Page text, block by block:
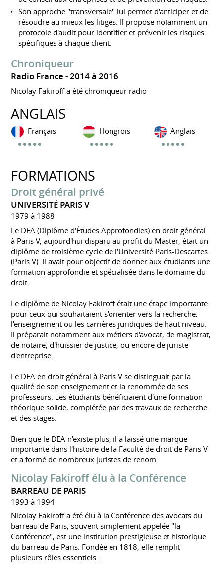
Son approche "transversale" lui permet d'anticiper et de
résoudre au mieux les litiges. Il propose notamment un
protocole d'audit pour identifier et prévenir les risques
spécifiques à chaque client.
Chroniqueur
Radio France 2014 à 2016
Nicolay Fakiroff a été chroniqueur radio
ANGLAIS
Français Hongrois Anglais
FORMATIONS
Droit général privé
UNIVERSITÉ PARIS V
1979 à 1988
Le DEA (Diplôme d'Études Approfondies) en droit général
à Paris V, aujourd'hui disparu au profit du Master, était un
diplôme de troisième cycle de l'Université Paris-Descartes
(Paris V). Il avait pour objectif de donner aux étudiants une
formation approfondie et spécialisée dans le domaine du
droit.
Le diplôme de Nicolay Fakiroff était une étape importante
pour ceux qui souhaitaient s'orienter vers la recherche,
l'enseignement ou les carrières juridiques de haut niveau.
Il préparait notamment aux métiers d'avocat, de magistrat,
de notaire, d'huissier de justice, ou encore de juriste
d'entreprise.
Le DEA en droit général à Paris V se distinguait par la
qualité de son enseignement et la renommée de ses
professeurs. Les étudiants bénéficiaient d'une formation
théorique solide, complétée par des travaux de recherche
et des stages.
Bien que le DEA n'existe plus, il a laissé une marque
importante dans l'histoire de la Faculté de droit de Paris V
et a formé de nombreux juristes de renom.
Nicolay Fakiroff élu à la Conférence
BARREAU DE PARIS
1993 à 1994
Nicolay Fakiroff a été élu à la Conférence des avocats du
barreau de Paris, souvent simplement appelée "la
Conférence", est une institution prestigieuse et historique
du barreau de Paris. Fondée en 1818, elle remplit
plusieurs rôles essentiels :